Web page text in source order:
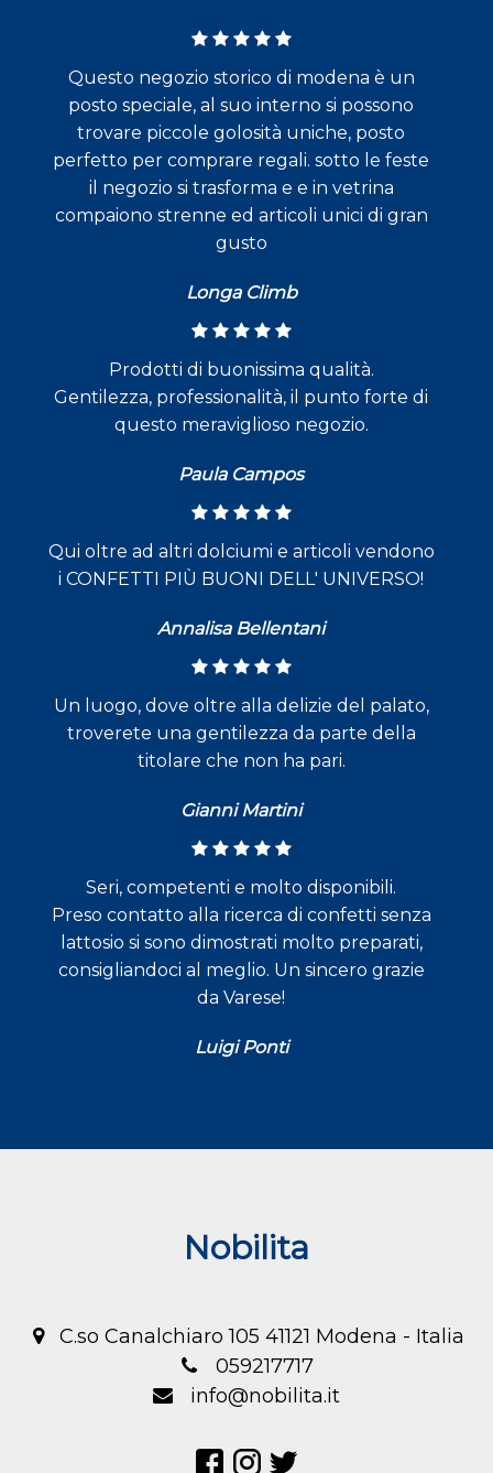
Questo negozio storico di modena è un
posto speciale, al suo interno si possono
trovare piccole golosità uniche, posto
perfetto per comprare regali. sotto le feste
il negozio si trasforma e e in vetrina
compaiono strenne ed articoli unici di gran
gusto
Longa Climb
Prodotti di buonissima qualità.
Gentilezza, professionalità, il punto forte di
questo meraviglioso negozio.
Paula Campos
Qui oltre ad altri dolciumi e articoli vendono
i CONFETTI PIÙ BUONI DELL' UNIVERSO!
Annalisa Bellentani
Un luogo, dove oltre alla delizie del palato,
troverete una gentilezza da parte della
titolare che non ha pari.
Gianni Martini
Seri, competenti e molto disponibili.
Preso contatto alla ricerca di confetti senza
lattosio si sono dimostrati molto preparati,
consigliandoci al meglio. Un sincero grazie
da Varese!
Luigi Ponti
Nobilita
C.so Canalchiaro 105 41121 Modena - Italia
059217717
info@nobilita.it